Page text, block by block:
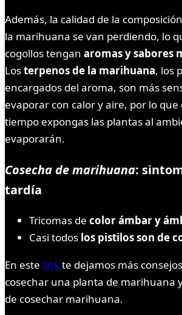
Además, la calidad de la
la marihuana se van perdiendo, lo
cogollos tengan aromas y sabores
Losterpenos de la marihuana, los
encargados del aroma, son más
evaporar con calor y aire, por lo
tiempo expongas las plantas al
evaporarán.
Cosecha de marihuana:
tardía
Tricomas de color ámbar y
Casi todos los pistilos son de
En este linkte dejamos más
cosechar una planta de marihuana
de cosechar marihuana.